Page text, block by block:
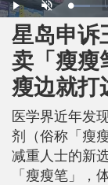
P
l
a
y
U
n
m
u
t
e
L
o
a
d
e
d
:
1
1
.
0
7
星岛申诉
卖「瘦瘦
瘦边就打
医学界近年发
剂（俗称「瘦
减重人士的新
「瘦瘦笔」，